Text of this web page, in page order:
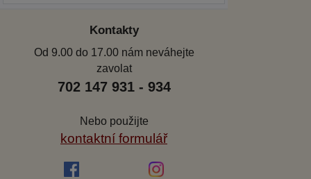
Kontakty
Od 9.00 do 17.00 nám neváhejte
zavolat
702 147 931 - 934
Nebo použijte
kontaktní formulář